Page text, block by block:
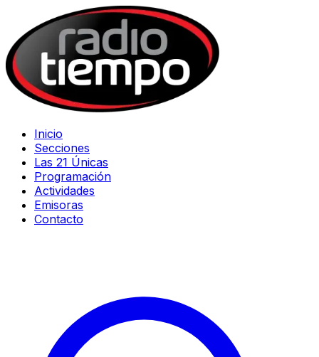
Inicio
Secciones
Las 21 Únicas
Programación
Actividades
Emisoras
Contacto